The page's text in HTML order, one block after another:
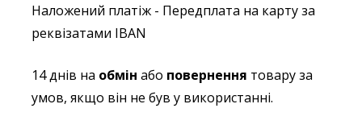
Наложений платіж - Передплата на карту за
реквізатами IBAN
14 днів на обмін або повернення товару за
умов, якщо він не був у використанні.